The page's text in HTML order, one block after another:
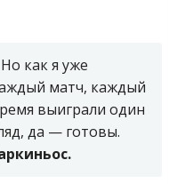
как я уже
матч, каждый
выиграли один
да — готовы.